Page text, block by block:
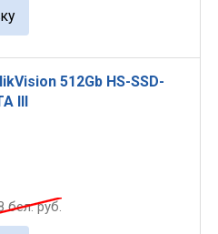
512Gb HS-SSD-
III
бел. руб.